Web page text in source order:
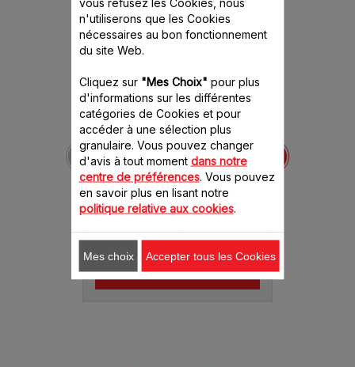
Bille de
décompression pour
Cookeo / Cook 4 Me
SS-994408
Un régulateur de vapeur
indispensable !
3.70 CHF
Ajouter au panier
n'utiliserons que les Cookies
nécessaires au bon fonctionnement
du site Web.
Cliquez sur "Mes Choix" pour plus
d'informations sur les différentes
catégories de Cookies et pour
accéder à une sélection plus
granulaire. Vous pouvez changer
d'avis à tout moment dans notre
centre de préférences. Vous pouvez
en savoir plus en lisant notre
politique relative aux cookies.
Mes choix Accepter tous les Cookies